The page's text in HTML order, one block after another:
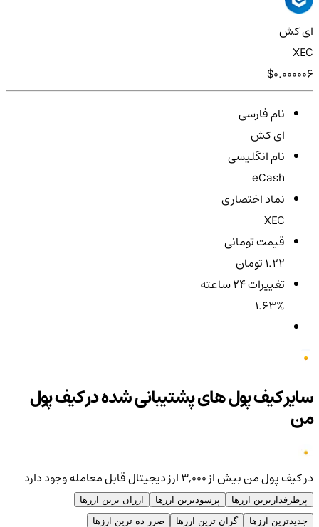
ای کش
XEC
$0.000006
نام فارسی
ای کش
نام انگلیسی
eCash
نماد اختصاری
XEC
قیمت تومانی
1.22 تومان
تغییرات ۲۴ ساعته
1.63%
سایر کیف پول های پشتیبانی شده در کیف پول
من
در کیف پول من بیش از ۳,۰۰۰ ارز دیجیتال قابل معامله وجود دارد
پرطرفدارترین ارزها پرسودترین ارزها
ارزان ترین ارزها
جدیدترین ارزها
گران ترین ارزها ضرر ده ترین ارزها